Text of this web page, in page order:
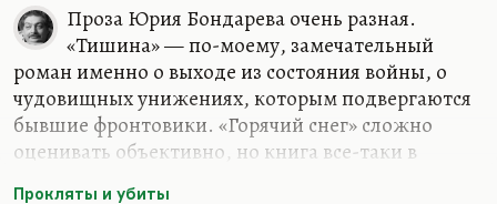
Проза Юрия Бондарева очень разная.
«Тишина» — по-моему, замечательный
роман именно о выходе из состояния войны, о
чудовищных унижениях, которым подвергаются
бывшие фронтовики. «Горячий снег» сложно
оценивать объективно, но книга все-таки в
Прокляты и убиты